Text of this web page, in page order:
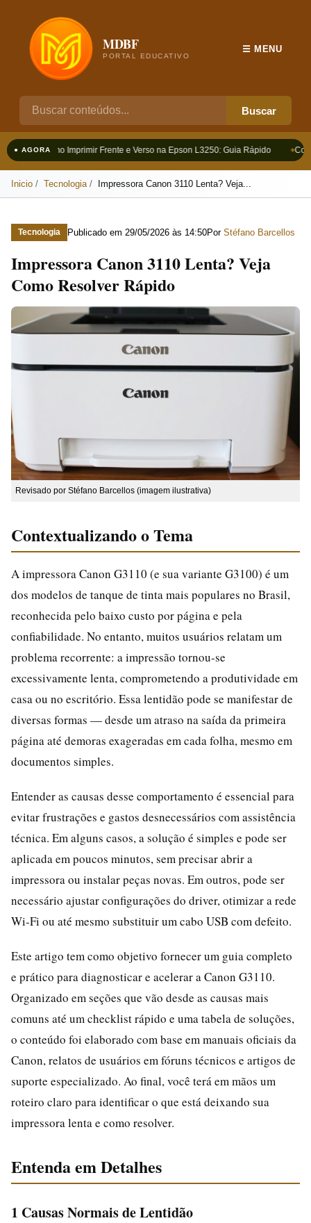
MDBF
PORTAL EDUCATIVO
Buscar
☰ MENU
● AGORAComo Imprimir Frente e Verso na Epson L3250: Guia Rápido
Inicio Tecnologia Impressora Canon 3110 Lenta? Veja...
Tecnologia Publicado em 29/05/2026 às 14:50Por Stéfano Barcellos
Impressora Canon 3110 Lenta? Veja
Como Resolver Rápido
Revisado por Stéfano Barcellos (imagem ilustrativa)
Contextualizando o Tema
A impressora Canon G3110 (e sua variante G3100) é um
dos modelos de tanque de tinta mais populares no Brasil,
reconhecida pelo baixo custo por página e pela
confiabilidade. No entanto, muitos usuários relatam um
problema recorrente: a impressão tornou-se
excessivamente lenta, comprometendo a produtividade em
casa ou no escritório. Essa lentidão pode se manifestar de
diversas formas — desde um atraso na saída da primeira
página até demoras exageradas em cada folha, mesmo em
documentos simples.
Entender as causas desse comportamento é essencial para
evitar frustrações e gastos desnecessários com assistência
técnica. Em alguns casos, a solução é simples e pode ser
aplicada em poucos minutos, sem precisar abrir a
impressora ou instalar peças novas. Em outros, pode ser
necessário ajustar configurações do driver, otimizar a rede
Wi‑Fi ou até mesmo substituir um cabo USB com defeito.
Este artigo tem como objetivo fornecer um guia completo
e prático para diagnosticar e acelerar a Canon G3110.
Organizado em seções que vão desde as causas mais
comuns até um checklist rápido e uma tabela de soluções,
o conteúdo foi elaborado com base em manuais oficiais da
Canon, relatos de usuários em fóruns técnicos e artigos de
suporte especializado. Ao final, você terá em mãos um
roteiro claro para identificar o que está deixando sua
impressora lenta e como resolver.
Entenda em Detalhes
1 Causas Normais de Lentidão